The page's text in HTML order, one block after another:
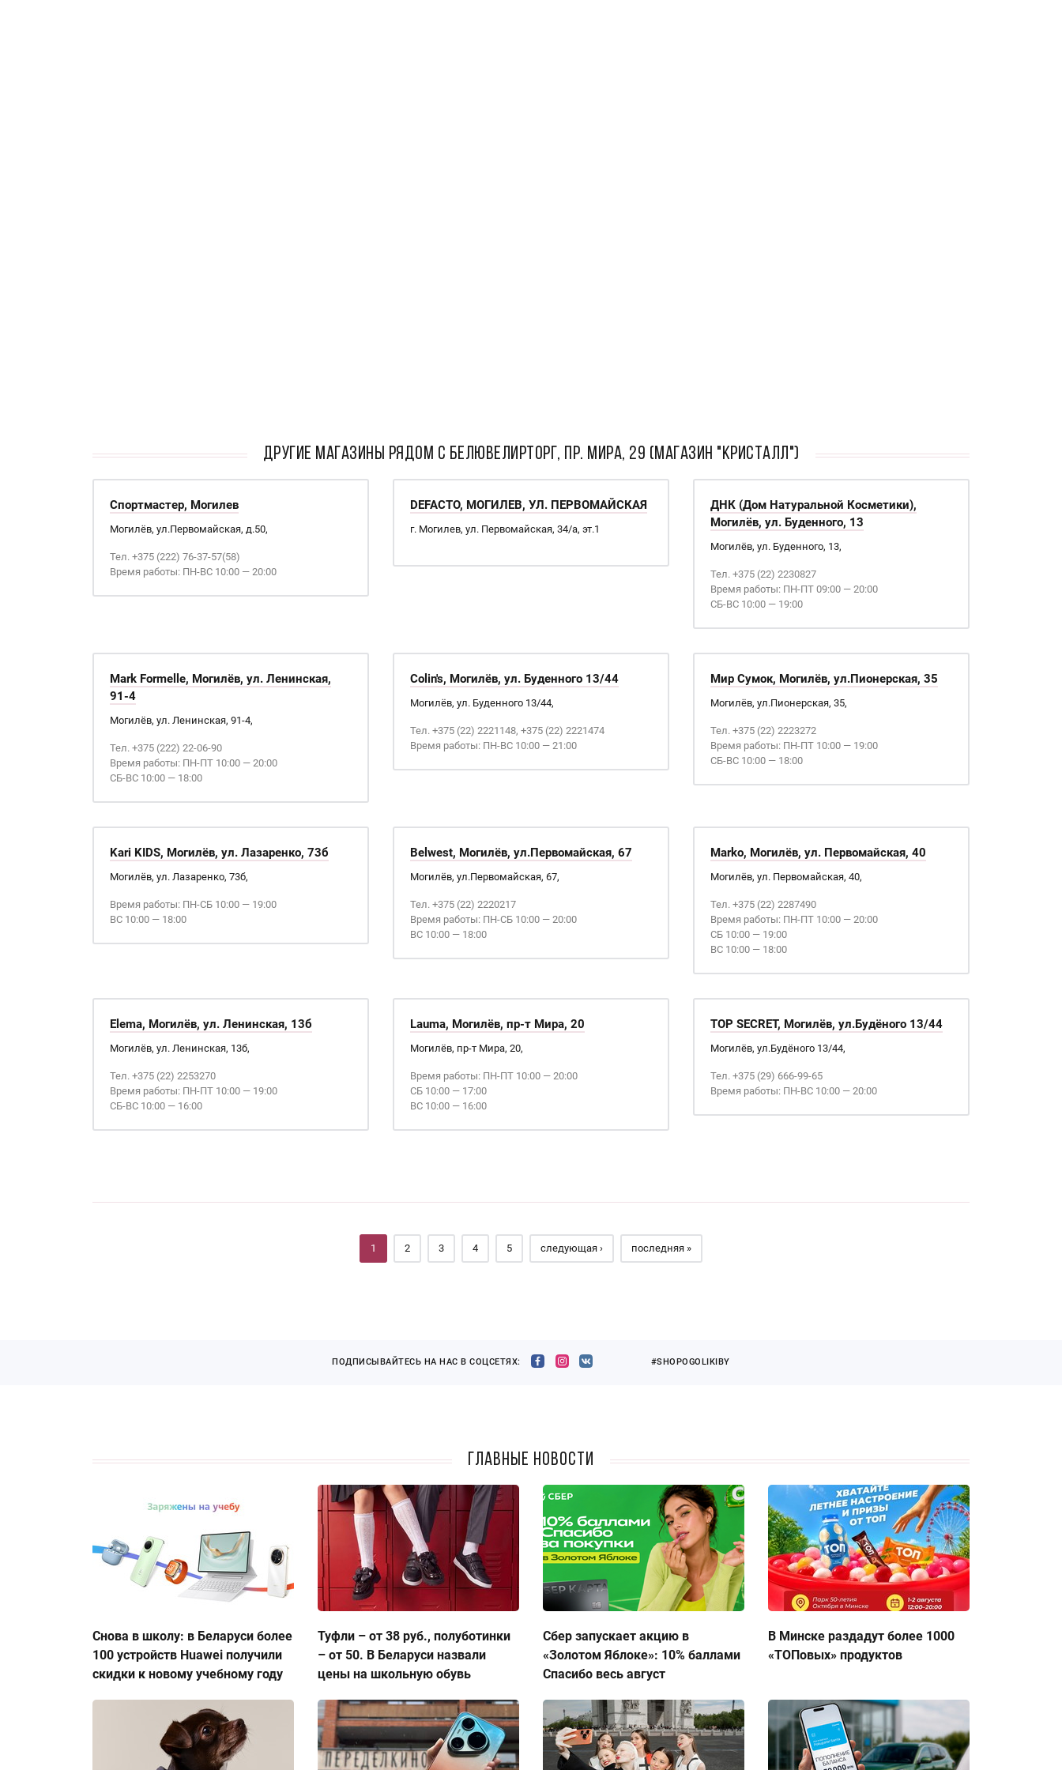
ДРУГИЕ МАГАЗИНЫ РЯДОМ С Белювелирторг, пр. Мира, 29 (магазин "Кристалл")
Спортмастер, Могилев
Могилёв, ул.Первомайская, д.50,
Тел. +375 (222) 76-37-57(58)
Время работы: ПН-ВС 10:00 — 20:00
DEFACTO, МОГИЛЕВ, УЛ. ПЕРВОМАЙСКАЯ
г. Могилев, ул. Первомайская, 34/а, эт.1
ДНК (Дом Натуральной Косметики),
Могилёв, ул. Буденного, 13
Могилёв, ул. Буденного, 13,
Тел. +375 (22) 2230827
Время работы: ПН-ПТ 09:00 — 20:00
СБ-ВС 10:00 — 19:00
Mark Formelle, Могилёв, ул. Ленинская,
91-4
Могилёв, ул. Ленинская, 91-4,
Тел. +375 (222) 22-06-90
Время работы: ПН-ПТ 10:00 — 20:00
СБ-ВС 10:00 — 18:00
Colin's, Могилёв, ул. Буденного 13/44
Могилёв, ул. Буденного 13/44,
Тел. +375 (22) 2221148, +375 (22) 2221474
Время работы: ПН-ВС 10:00 — 21:00
Мир Сумок, Могилёв, ул.Пионерская, 35
Могилёв, ул.Пионерская, 35,
Тел. +375 (22) 2223272
Время работы: ПН-ПТ 10:00 — 19:00
СБ-ВС 10:00 — 18:00
Kari KIDS, Могилёв, ул. Лазаренко, 73б
Могилёв, ул. Лазаренко, 73б,
Время работы: ПН-СБ 10:00 — 19:00
ВС 10:00 — 18:00
Belwest, Могилёв, ул.Первомайская, 67
Могилёв, ул.Первомайская, 67,
Тел. +375 (22) 2220217
Время работы: ПН-СБ 10:00 — 20:00
ВС 10:00 — 18:00
Marko, Могилёв, ул. Первомайская, 40
Могилёв, ул. Первомайская, 40,
Тел. +375 (22) 2287490
Время работы: ПН-ПТ 10:00 — 20:00
СБ 10:00 — 19:00
ВС 10:00 — 18:00
Elema, Могилёв, ул. Ленинская, 13б
Могилёв, ул. Ленинская, 13б,
Тел. +375 (22) 2253270
Время работы: ПН-ПТ 10:00 — 19:00
СБ-ВС 10:00 — 16:00
Lauma, Могилёв, пр-т Мира, 20
Могилёв, пр-т Мира, 20,
Время работы: ПН-ПТ 10:00 — 20:00
СБ 10:00 — 17:00
ВС 10:00 — 16:00
TOP SECRET, Могилёв, ул.Будёного 13/44
Могилёв, ул.Будёного 13/44,
Тел. +375 (29) 666-99-65
Время работы: ПН-ВС 10:00 — 20:00
1 2 3 4 5 следующая › последняя »
ПОДПИСЫВАЙТЕСЬ НА НАС В СОЦСЕТЯХ: #SHOPOGOLIKIBY
Главные новости
Снова в школу: в Беларуси более
100 устройств Huawei получили
скидки к новому учебному году
Туфли – от 38 руб., полуботинки
– от 50. В Беларуси назвали
цены на школьную обувь
Сбер запускает акцию в
«Золотом Яблоке»: 10% баллами
Спасибо весь август
В Минске раздадут более 1000
«ТОПовых» продуктов